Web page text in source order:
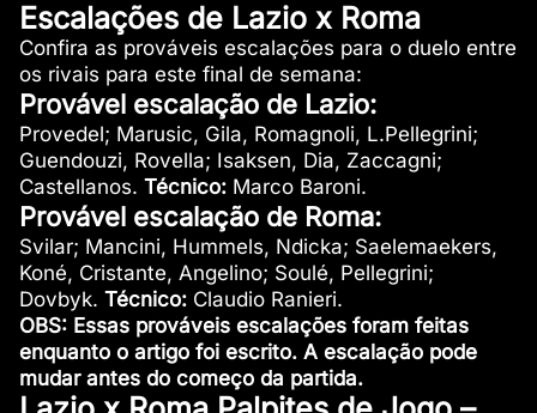
Escalações de Lazio x Roma
Confira as prováveis escalações para o duelo entre
os rivais para este final de semana:
Provável escalação de Lazio:
Provedel; Marusic, Gila, Romagnoli, L.Pellegrini;
Guendouzi, Rovella; Isaksen, Dia, Zaccagni;
Castellanos. Técnico:Marco Baroni.
Provável escalação de Roma:
Svilar; Mancini, Hummels, Ndicka; Saelemaekers,
Koné, Cristante, Angelino; Soulé, Pellegrini;
Dovbyk. Técnico:Claudio Ranieri.
OBS: Essas prováveis escalações foram feitas
enquanto o artigo foi escrito. A escalação pode
mudar antes do começo da partida.